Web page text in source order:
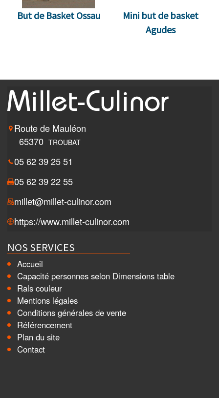
But de Basket Ossau
Mini but de basket
Agudes
Route de Mauléon
65370 TROUBAT
05 62 39 25 51
05 62 39 22 55
millet@millet-culinor.com
https://www.millet-culinor.com
NOS SERVICES
Accueil
Capacité personnes selon Dimensions table
Rals couleur
Mentions légales
Conditions générales de vente
Référencement
Plan du site
Contact